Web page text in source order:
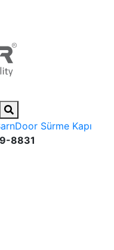
Sürme Kapı
8831